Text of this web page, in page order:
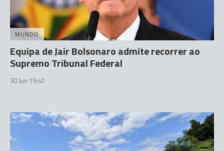
MUNDO
Equipa de Jair Bolsonaro admite recorrer ao
Supremo Tribunal Federal
30 Jun 19:47